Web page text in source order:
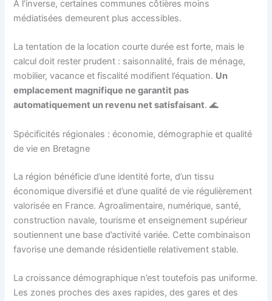
À l’inverse, certaines communes côtières moins
médiatisées demeurent plus accessibles.
La tentation de la location courte durée est forte, mais le
calcul doit rester prudent : saisonnalité, frais de ménage,
mobilier, vacance et fiscalité modifient l’équation. Un
emplacement magnifique ne garantit pas
automatiquement un revenu net satisfaisant. 🌊
Spécificités régionales : économie, démographie et qualité
de vie en Bretagne
La région bénéficie d’une identité forte, d’un tissu
économique diversifié et d’une qualité de vie régulièrement
valorisée en France. Agroalimentaire, numérique, santé,
construction navale, tourisme et enseignement supérieur
soutiennent une base d’activité variée. Cette combinaison
favorise une demande résidentielle relativement stable.
La croissance démographique n’est toutefois pas uniforme.
Les zones proches des axes rapides, des gares et des